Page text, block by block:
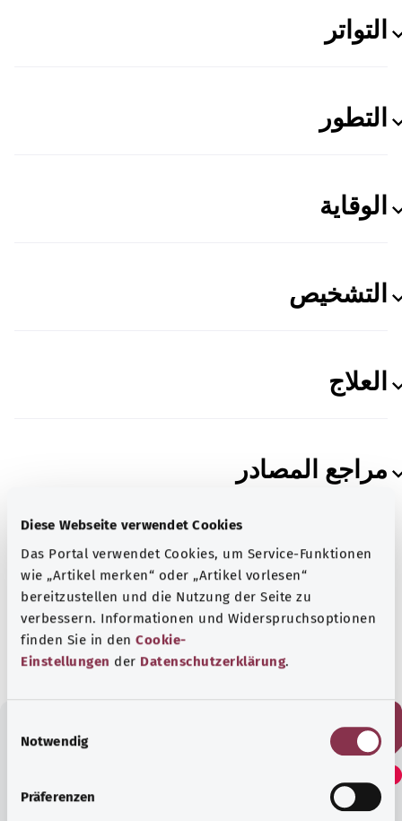
Diese Webseite verwendet Cookies
Das Portal verwendet Cookies, um Service-Funktionen
wie „Artikel merken“ oder „Artikel vorlesen“
bereitzustellen und die Nutzung der Seite zu
verbessern. Informationen und Widerspruchsoptionen
finden Sie in den Cookie-
Einstellungen der Datenschutzerklärung.
Notwendig
Präferenzen
التواتر
التطور
الوقاية
التشخيص
العلاج
مراجع المصادر
خضع للاختبار من قبل الجمعية الألمانية لأمراض الجهاز
الهضمي وأمراض الهضم والتمثيل الغذائي ج.م.( DGVS).
الحالة: 14.10.2020
هل وجدت هذا المقال مفيدًا؟